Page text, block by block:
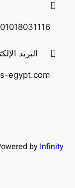
01018031116 01128699894 0226022210
البريد
egypt.com
by Infinity